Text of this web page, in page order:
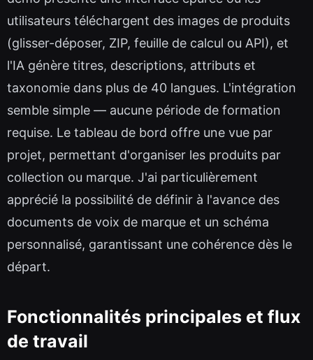
utilisateurs téléchargent des images de produits
(glisser-déposer, ZIP, feuille de calcul ou API), et
l'IA génère titres, descriptions, attributs et
taxonomie dans plus de 40 langues. L'intégration
semble simple — aucune période de formation
requise. Le tableau de bord offre une vue par
projet, permettant d'organiser les produits par
collection ou marque. J'ai particulièrement
apprécié la possibilité de définir à l'avance des
documents de voix de marque et un schéma
personnalisé, garantissant une cohérence dès le
départ.
Fonctionnalités principales et flux
de travail